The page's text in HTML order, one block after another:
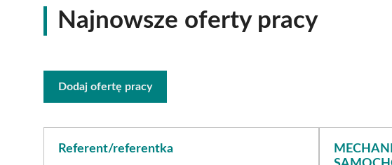
Najnowsze oferty pracy
Dodaj ofertę pracy
Referent/referentka